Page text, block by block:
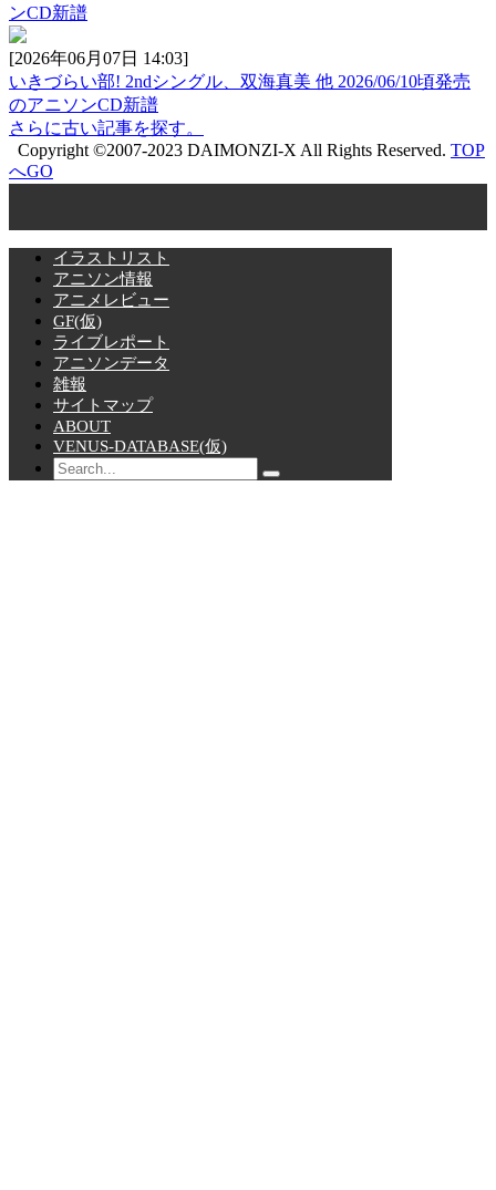
ンCD新譜
[2026年06月07日 14:03]
いきづらい部! 2ndシングル、双海真美 他 2026/06/10頃発売
のアニソンCD新譜
さらに古い記事を探す。
Copyright ©2007-2023 DAIMONZI-X All Rights Reserved. TOP
へGO
イラストリスト
アニソン情報
アニメレビュー
GF(仮)
ライブレポート
アニソンデータ
雑報
サイトマップ
ABOUT
VENUS-DATABASE(仮)
Search